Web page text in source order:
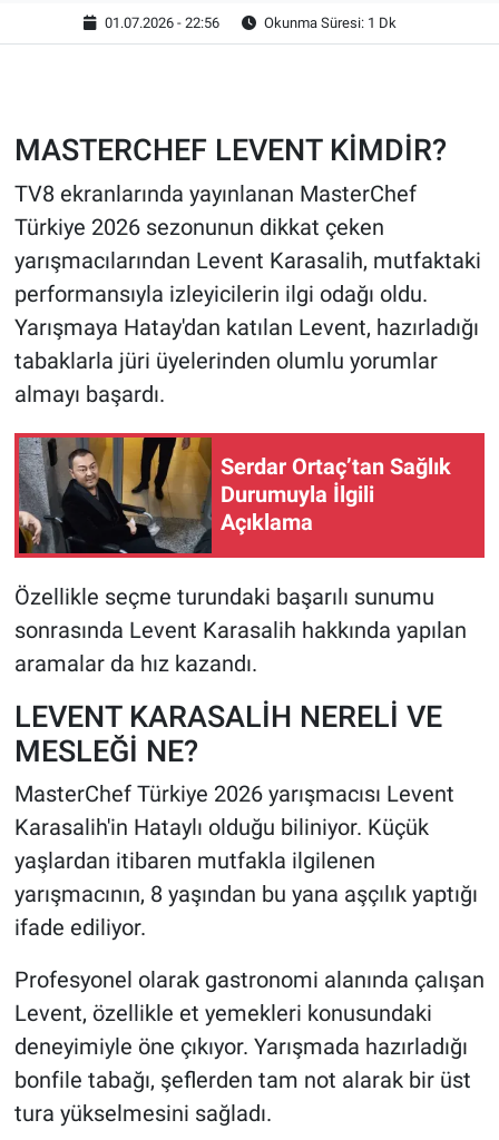
01.07.2026 - 22:56 Okunma Süresi: 1 Dk
MASTERCHEF LEVENT KİMDİR?
TV8 ekranlarında yayınlanan MasterChef
Türkiye 2026 sezonunun dikkat çeken
yarışmacılarından Levent Karasalih, mutfaktaki
performansıyla izleyicilerin ilgi odağı oldu.
Yarışmaya Hatay'dan katılan Levent, hazırladığı
tabaklarla jüri üyelerinden olumlu yorumlar
almayı başardı.
Serdar Ortaç’tan Sağlık
Durumuyla İlgili
Açıklama
Özellikle seçme turundaki başarılı sunumu
sonrasında Levent Karasalih hakkında yapılan
aramalar da hız kazandı.
LEVENT KARASALİH NERELİ VE
MESLEĞİ NE?
MasterChef Türkiye 2026 yarışmacısı Levent
Karasalih'in Hataylı olduğu biliniyor. Küçük
yaşlardan itibaren mutfakla ilgilenen
yarışmacının, 8 yaşından bu yana aşçılık yaptığı
ifade ediliyor.
Profesyonel olarak gastronomi alanında çalışan
Levent, özellikle et yemekleri konusundaki
deneyimiyle öne çıkıyor. Yarışmada hazırladığı
bonfile tabağı, şeflerden tam not alarak bir üst
tura yükselmesini sağladı.
EKONOMİ
ÇEVRE
HABERDE İNSAN
POLİTİKA
SPOR
MAGAZİN
Bilim, Teknoloji